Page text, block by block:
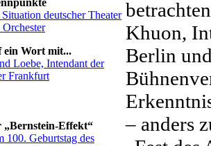
deutscher Theater
Orchester
ein Wort mit...
Loebe, Intendant der
Frankfurt
„Bernstein-Effekt“
100. Geburtstag des
Khuon,
Berlin
– anders